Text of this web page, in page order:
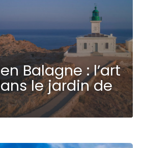
Balagne : l’art
le jardin de